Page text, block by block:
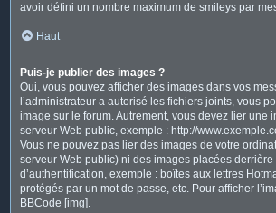
avoir défini un nombre maximum de smileys par
Haut
Puis-je publier des images ?
Oui, vous pouvez afficher des images dans vos
l’administrateur a autorisé les fichiers joints, vous
image sur le forum. Autrement, vous devez lier une
serveur Web public, exemple : http://
Vous ne pouvez pas lier des images de votre
serveur Web public) ni des images placées
d’authentification, exemple : boîtes aux lettres
protégés par un mot de passe, etc. Pour afficher
BBCode [img].